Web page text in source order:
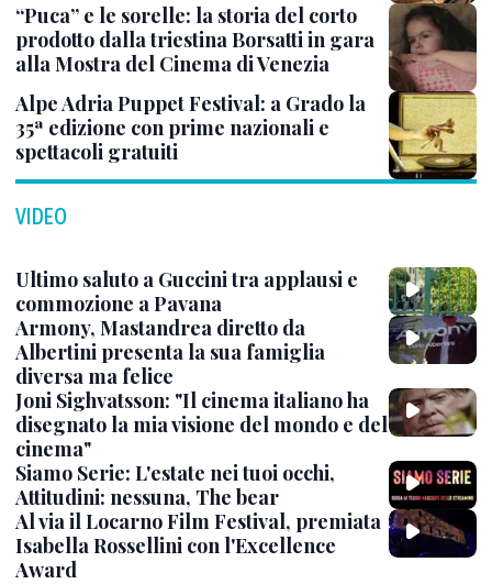
“Puca” e le sorelle: la storia del corto
prodotto dalla triestina Borsatti in gara
alla Mostra del Cinema di Venezia
Alpe Adria Puppet Festival: a Grado la
35ª edizione con prime nazionali e
spettacoli gratuiti
VIDEO
Ultimo saluto a Guccini tra applausi e
commozione a Pavana
Armony, Mastandrea diretto da
Albertini presenta la sua famiglia
diversa ma felice
Joni Sighvatsson: "Il cinema italiano ha
disegnato la mia visione del mondo e del
cinema"
Siamo Serie: L'estate nei tuoi occhi,
Attitudini: nessuna, The bear
Al via il Locarno Film Festival, premiata
Isabella Rossellini con l'Excellence
Award